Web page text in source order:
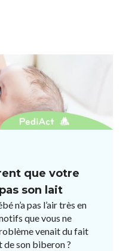
que votre
son lait
n’a pas l’air très en
que vous ne
venait du fait
de son biberon ?